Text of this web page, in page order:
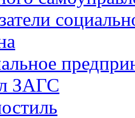
ЗАГС